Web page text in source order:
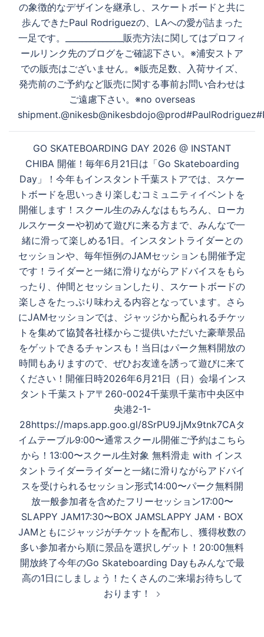
の象徴的なデザインを継承し、スケートボードと共に
歩んできたPaul Rodriguezの、LAへの愛が詰まった
一足です。______________販売方法に関してはプロフィ
ールリンク先のブログをご確認下さい。※浦安ストア
での販売はございません。※販売足数、入荷サイズ、
発売前のご予約など販売に関する事前お問い合わせは
ご遠慮下さい。※no overseas
GO SKATEBOARDING DAY 2026 @ INSTANT
CHIBA 開催！毎年6月21日は「Go Skateboarding
Day」！今年もインスタント千葉ストアでは、スケー
トボードを思いっきり楽しむコミュニティイベントを
開催します！スクール生のみんなはもちろん、ローカ
ルスケーターや初めて遊びに来る方まで、みんなで一
緒に滑って楽しめる1日。インスタントライダーとの
セッションや、毎年恒例のJAMセッションも開催予定
です！ライダーと一緒に滑りながらアドバイスをもら
ったり、仲間とセッションしたり、スケートボードの
楽しさをたっぷり味わえる内容となっています。さら
にJAMセッションでは、ジャッジから配られるチケッ
トを集めて協賛各社様からご提供いただいた豪華景品
をゲットできるチャンスも！当日はパーク無料開放の
時間もありますので、ぜひお友達を誘って遊びに来て
ください！開催日時2026年6月21日（日）会場インス
タント千葉ストア〒260-0024千葉県千葉市中央区中
央港2-1-
28https://maps.app.goo.gl/8SrPU9JjMx9tnk7CAタ
イムテーブル9:00〜通常スクール開催ご予約はこちら
から！13:00〜スクール生対象 無料滑走 with インス
タントライダーライダーと一緒に滑りながらアドバイ
スを受けられるセッション形式14:00〜パーク無料開
放一般参加者を含めたフリーセッション17:00〜
SLAPPY JAM17:30〜BOX JAMSLAPPY JAM・BOX
JAMともにジャッジがチケットを配布し、獲得枚数の
多い参加者から順に景品を選択しゲット！20:00無料
開放終了今年のGo Skateboarding Dayもみんなで最
高の1日にしましょう！たくさんのご来場お待ちして
おります！